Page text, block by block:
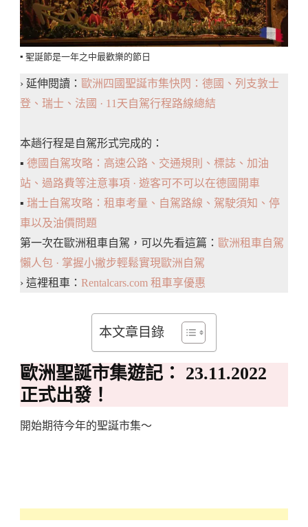
▪️ 聖誕節是一年之中最歡樂的節日
› 延伸閱讀： 歐洲四國聖誕市集快閃：德國、列支敦士
登、瑞士、法國 · 11天自駕行程路線總結
本趟行程是自駕形式完成的：
▪️ 德國自駕攻略：高速公路、交通規則、標誌、加油
站、過路費等注意事項 · 遊客可不可以在德國開車
▪️ 瑞士自駕攻略：租車考量、自駕路線、駕駛須知、停
車以及油價問題
第一次在歐洲租車自駕，可以先看這篇： 歐洲租車自駕
懶人包 · 掌握小撇步輕鬆實現歐洲自駕
› 這裡租車： Rentalcars.com 租車享優惠
本文章目錄
歐洲聖誕市集遊記： 23.11.2022
正式出發！
開始期待今年的聖誕市集～